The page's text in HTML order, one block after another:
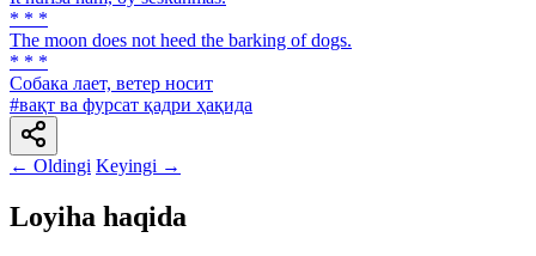
* * *
The moon does not heed the barking of dogs.
* * *
Собака лает, ветер носит
#вақт ва фурсат қадри ҳақида
← Oldingi Keyingi →
Loyiha haqida